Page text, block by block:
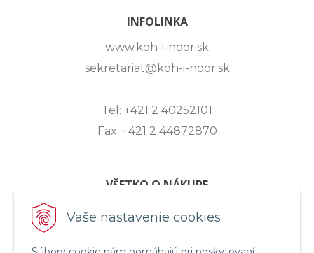
Vaše nastavenie cookies
INFOLINKA
www.koh-i-noor.sk
sekretariat@koh-i-noor.sk
Tel: +421 2 40252101
Fax: +421 2 44872870
VŠETKO O NÁKUPE
ZASLANIE OTÁZKY